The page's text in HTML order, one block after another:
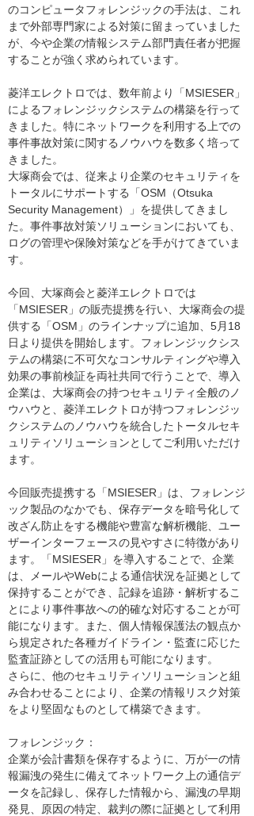
のコンピュータフォレンジックの手法は、これ
まで外部専門家による対策に留まっていました
が、今や企業の情報システム部門責任者が把握
することが強く求められています。
菱洋エレクトロでは、数年前より「MSIESER」
によるフォレンジックシステムの構築を行って
きました。特にネットワークを利用する上での
事件事故対策に関するノウハウを数多く培って
きました。
大塚商会では、従来より企業のセキュリティを
トータルにサポートする「OSM（Otsuka
Security Management）」を提供してきまし
た。事件事故対策ソリューションにおいても、
ログの管理や保険対策などを手がけてきていま
す。
今回、大塚商会と菱洋エレクトロでは
「MSIESER」の販売提携を行い、大塚商会の提
供する「OSM」のラインナップに追加、5月18
日より提供を開始します。フォレンジックシス
テムの構築に不可欠なコンサルティングや導入
効果の事前検証を両社共同で行うことで、導入
企業は、大塚商会の持つセキュリティ全般のノ
ウハウと、菱洋エレクトロが持つフォレンジッ
クシステムのノウハウを統合したトータルセキ
ュリティソリューションとしてご利用いただけ
ます。
今回販売提携する「MSIESER」は、フォレンジ
ック製品のなかでも、保存データを暗号化して
改ざん防止をする機能や豊富な解析機能、ユー
ザーインターフェースの見やすさに特徴があり
ます。「MSIESER」を導入することで、企業
は、メールやWebによる通信状況を証拠として
保持することができ、記録を追跡・解析するこ
とにより事件事故への的確な対応することが可
能になります。また、個人情報保護法の観点か
ら規定された各種ガイドライン・監査に応じた
監査証跡としての活用も可能になります。
さらに、他のセキュリティソリューションと組
み合わせることにより、企業の情報リスク対策
をより堅固なものとして構築できます。
フォレンジック：
企業が会計書類を保存するように、万が一の情
報漏洩の発生に備えてネットワーク上の通信デ
ータを記録し、保存した情報から、漏洩の早期
発見、原因の特定、裁判の際に証拠として利用